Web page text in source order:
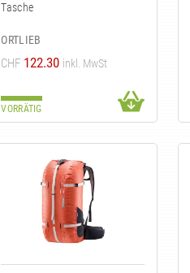
Tasche
ORTLIEB
CHF 122.30 inkl. MwSt
VORRÄTIG